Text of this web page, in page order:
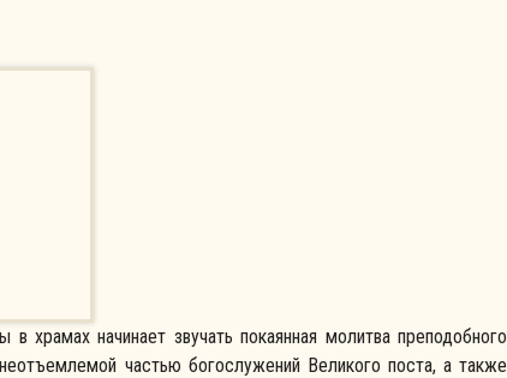
храмах начинает звучать покаянная молитва преподобного
частью богослужений Великого поста, а также